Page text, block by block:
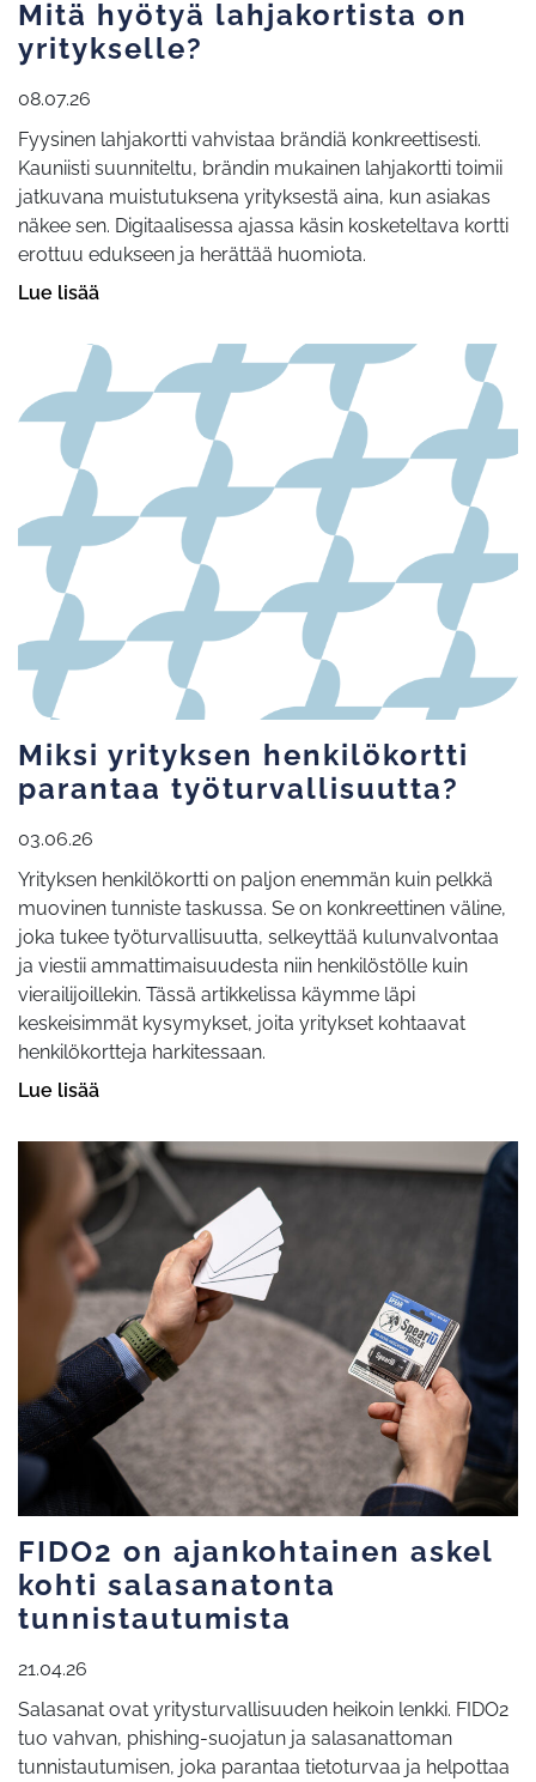
Mitä hyötyä lahjakortista on
yritykselle?
08.07.26
Fyysinen lahjakortti vahvistaa brändiä konkreettisesti.
Kauniisti suunniteltu, brändin mukainen lahjakortti toimii
jatkuvana muistutuksena yrityksestä aina, kun asiakas
näkee sen. Digitaalisessa ajassa käsin kosketeltava kortti
erottuu edukseen ja herättää huomiota.
Lue lisää
Miksi yrityksen henkilökortti
parantaa työturvallisuutta?
03.06.26
Yrityksen henkilökortti on paljon enemmän kuin pelkkä
muovinen tunniste taskussa. Se on konkreettinen väline,
joka tukee työturvallisuutta, selkeyttää kulunvalvontaa
ja viestii ammattimaisuudesta niin henkilöstölle kuin
vierailijoillekin. Tässä artikkelissa käymme läpi
keskeisimmät kysymykset, joita yritykset kohtaavat
henkilökortteja harkitessaan.
Lue lisää
FIDO2 on ajankohtainen askel
kohti salasanatonta
tunnistautumista
21.04.26
Salasanat ovat yritysturvallisuuden heikoin lenkki. FIDO2
tuo vahvan, phishing-suojatun ja salasanattoman
tunnistautumisen, joka parantaa tietoturvaa ja helpottaa